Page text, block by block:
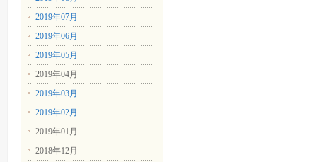
2019年07月
2019年06月
2019年05月
2019年04月
2019年03月
2019年02月
2019年01月
2018年12月